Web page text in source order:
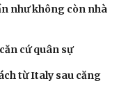
như không còn nhà
cứ quân sự
từ Italy sau căng